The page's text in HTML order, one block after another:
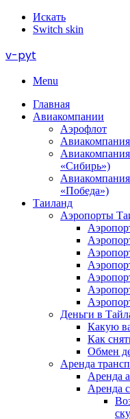
Искать
Switch skin
v-pyt
Menu
Главная
Авиакомпании
Аэрофлот
«Сибирь»)
«Победа»)
Таиланд
Аэропорты
Деньги в
Какую
Как
Обмен
Аренда
Аренда
Аренда